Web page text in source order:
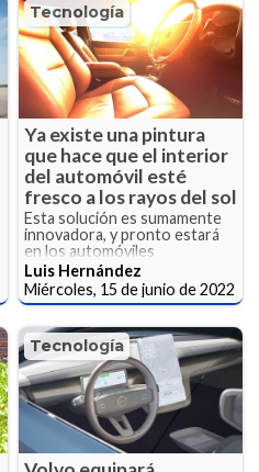
Tecnología
Ya existe una pintura
que hace que el interior
del automóvil esté
fresco a los rayos del sol
Esta solución es sumamente
innovadora, y pronto estará
en los automóviles
Luis Hernández
Miércoles, 15 de junio de 2022
Tecnología